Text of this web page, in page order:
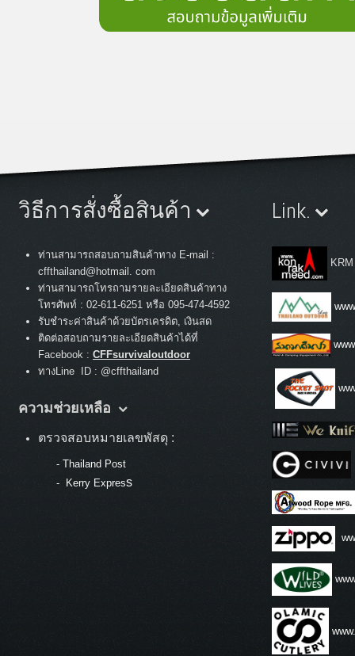
วิธีการสั่งซื้อสินค้า
ท่านสามารถสอบถามสินค้าทาง E-mail :
cffthailand@hotmail. com
ท่านสามารถโทรถามรายละเอียดสินค้าทาง
โทรศัพท์ : 02-611-6251 หรือ 095-474-4592
รับชำระค่าสินค้าด้วยบัตรเครดิต, เงินสด
ติดต่อสอบถามรายละเอียดสินค้าได้ที่
Facebook : CFFsurvivaloutdoor
ทางLine ID : @cffthailand
ความช่วยเหลือ
ตรวจสอบหมายเลขพัสดุ :
- Thailand Post
-
Kerry Express
Link.
KRM